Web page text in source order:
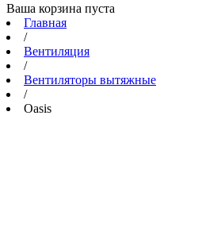
Ваша корзина пуста
Главная
/
Вентиляция
/
Вентиляторы вытяжные
/
Oasis